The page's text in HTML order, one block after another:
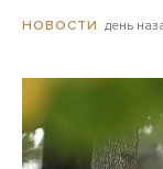
НОВОСТИ день